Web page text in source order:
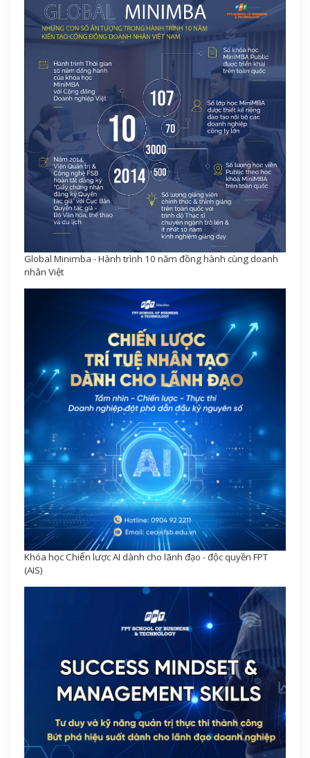
Global Minimba - Hành trình 10 năm đồng hành cùng doanh
nhân Việt
Khóa học Chiến lược AI dành cho lãnh đạo - độc quyền FPT
(AIS)